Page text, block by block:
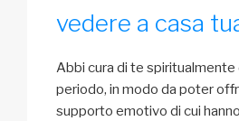
vedere a casa
Abbi cura di te
periodo, in modo da poter
supporto emotivo di cui